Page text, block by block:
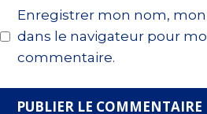
Enregistrer mon nom,
dans le navigateur pour
commentaire.